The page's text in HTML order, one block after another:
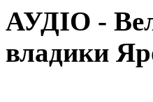
АУДІО -
владики